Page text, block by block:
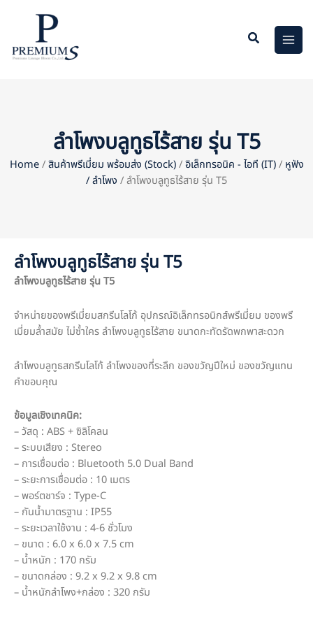
ลำโพงบลูทูธไร้สาย รุ่น T5
Home/สินค้าพรีเมี่ยม พร้อมส่ง (Stock)/อิเล็กทรอนิค - ไอที (IT)/ หูฟัง
/ ลำโพง / ลำโพงบลูทูธไร้สาย รุ่น T5
ลำโพงบลูทูธไร้สาย รุ่น T5
ลำโพงบลูทูธไร้สาย รุ่นT5
จำหน่ายของพรีเมี่ยมสกรีนโลโก้ อุปกรณ์อิเล็กทรอนิกส์พรีเมี่ยม ของพรี
เมี่ยมล้ำสมัย ไม่ซ้ำใคร ลำโพงบลูทูธไร้สาย ขนาดกะทัดรัดพกพาสะดวก
ลำโพงบลูทูธสกรีนโลโก้ ลำโพงของที่ระลึก ของขวัญปีใหม่ ของขวัญแทน
คำขอบคุณ
ข้อมูลเชิงเทคนิค:
– วัสดุ : ABS + ซิลิโคลน
– ระบบเสียง : Stereo
– การเชื่อมต่อ : Bluetooth 5.0 Dual Band
– ระยะการเชื่อมต่อ : 10 เมตร
– พอร์ตชาร์จ : Type-C
– กันน้ำมาตรฐาน : IP55
– ระยะเวลาใช้งาน : 4-6 ชั่วโมง
– ขนาด : 6.0 x 6.0 x 7.5 cm
– น้ำหนัก : 170 กรัม
– ขนาดกล่อง : 9.2 x 9.2 x 9.8 cm
– น้ำหนักลำโพง+กล่อง : 320 กรัม